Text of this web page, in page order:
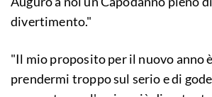
divertimento."
"Il mio proposito per il nuovo anno
prendermi troppo sul serio e di